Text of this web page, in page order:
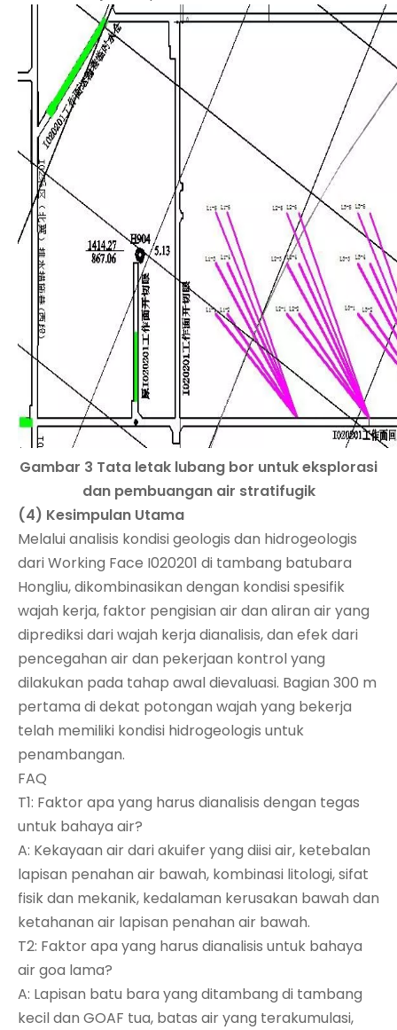
Gambar 3 Tata letak lubang bor untuk eksplorasi
dan pembuangan air stratifugik
(4) Kesimpulan Utama
Melalui analisis kondisi geologis dan hidrogeologis
dari Working Face I020201 di tambang batubara
Hongliu, dikombinasikan dengan kondisi spesifik
wajah kerja, faktor pengisian air dan aliran air yang
diprediksi dari wajah kerja dianalisis, dan efek dari
pencegahan air dan pekerjaan kontrol yang
dilakukan pada tahap awal dievaluasi. Bagian 300 m
pertama di dekat potongan wajah yang bekerja
telah memiliki kondisi hidrogeologis untuk
penambangan.
FAQ
T1: Faktor apa yang harus dianalisis dengan tegas
untuk bahaya air?
A: Kekayaan air dari akuifer yang diisi air, ketebalan
lapisan penahan air bawah, kombinasi litologi, sifat
fisik dan mekanik, kedalaman kerusakan bawah dan
ketahanan air lapisan penahan air bawah.
T2: Faktor apa yang harus dianalisis untuk bahaya
air goa lama?
A: Lapisan batu bara yang ditambang di tambang
kecil dan GOAF tua, batas air yang terakumulasi,